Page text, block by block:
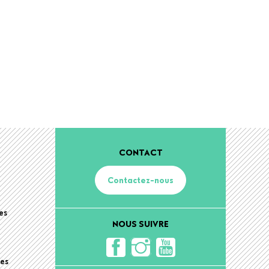
CONTACT
Contactez-nous
NOUS SUIVRE